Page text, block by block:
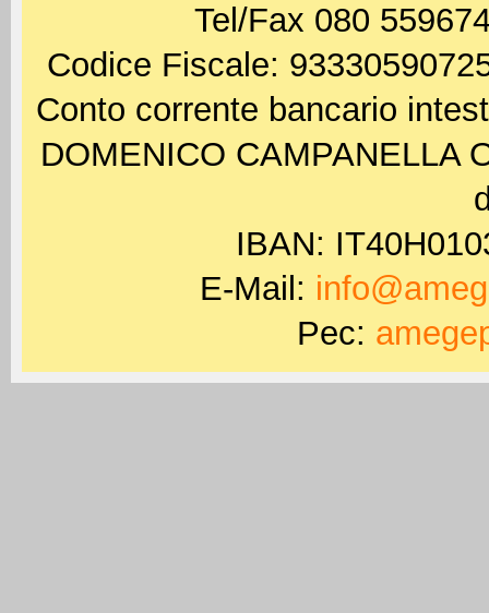
Tel/Fax 080
Codice Fiscale:
Conto corrente bancario
DOMENICO CAMPANELLA
IBAN:
E-Mail:
Pec: